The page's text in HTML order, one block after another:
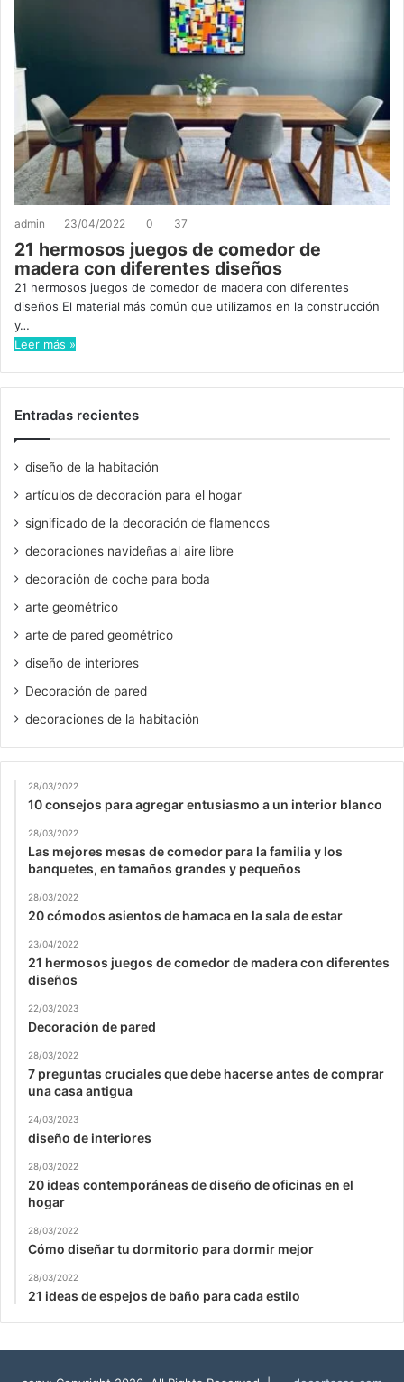
admin 23/04/2022 0 37
21 hermosos juegos de comedor de
madera con diferentes diseños
21 hermosos juegos de comedor de madera con diferentes
diseños El material más común que utilizamos en la construcción
y…
Leer más »
Entradas recientes
diseño de la habitación
artículos de decoración para el hogar
significado de la decoración de flamencos
decoraciones navideñas al aire libre
decoración de coche para boda
arte geométrico
arte de pared geométrico
diseño de interiores
Decoración de pared
decoraciones de la habitación
28/03/2022
10 consejos para agregar entusiasmo a un interior blanco
28/03/2022
Las mejores mesas de comedor para la familia y los
banquetes, en tamaños grandes y pequeños
28/03/2022
20 cómodos asientos de hamaca en la sala de estar
23/04/2022
21 hermosos juegos de comedor de madera con diferentes
diseños
22/03/2023
Decoración de pared
28/03/2022
7 preguntas cruciales que debe hacerse antes de comprar
una casa antigua
24/03/2023
diseño de interiores
28/03/2022
20 ideas contemporáneas de diseño de oficinas en el
hogar
28/03/2022
Cómo diseñar tu dormitorio para dormir mejor
28/03/2022
21 ideas de espejos de baño para cada estilo